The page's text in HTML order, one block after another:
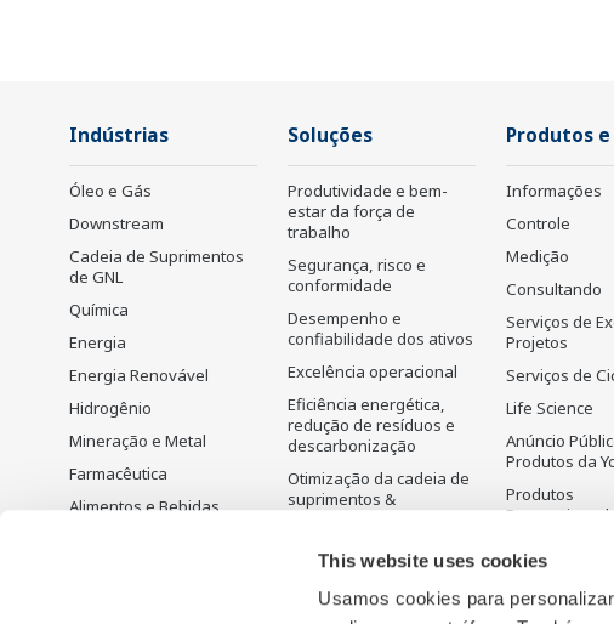
This website uses cookies
Usamos cookies para
Indústrias
Óleo e Gás
Downstream
Cadeia de Suprimentos
de GNL
Química
Energia
Energia Renovável
Hidrogênio
Mineração e Metal
Farmacêutica
Alimentos e Bebidas
Soluções
Produtividade e bem-
estar da força de
trabalho
Segurança, risco e
conformidade
Desempenho e
confiabilidade dos ativos
Excelência operacional
Eficiência energética,
redução de resíduos e
descarbonização
Otimização da cadeia de
suprimentos &
Planejamento,
programação e
otimização da produção
Produtos
Informações
Controle
Medição
Consultando
Serviços de
Projetos
Serviços de
Life Science
Anúncio
Produtos da
Produtos